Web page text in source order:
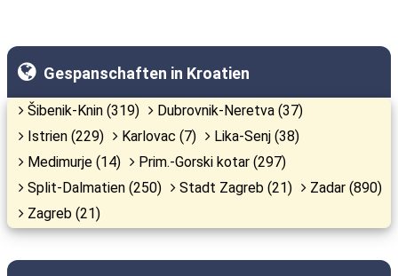
Gespanschaften in Kroatien
Šibenik-Knin (319)
Dubrovnik-Neretva (37)
Istrien (229)
Karlovac (7)
Lika-Senj (38)
Medimurje (14)
Prim.-Gorski kotar (297)
Split-Dalmatien (250)
Stadt Zagreb (21)
Zadar (890)
Zagreb (21)